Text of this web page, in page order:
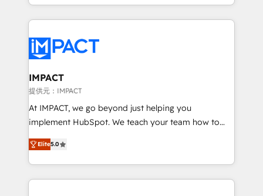
growth | www.brightdigital.com
HubSpot portals 2️⃣ Scale Up | 100% HubSpot Task
Execution... Global 24/7 ... All Experts 3️⃣ Integrate |
Slash months from your API Integration project... ⬅️
Click "Contact Business" ⬅️ to access 150+ Kickstart
Integration templates that put HubSpot in the center
of your tech stack, syncing... 🛍️ Shopify or
WooCommerce 💲 Stripe or Paypal 💰 Sage or
Netsuite 🤖 Google or Microsoft ✍️ DocuSign or
the rare Advanced "Custom Integrations"
Accreditation, securely sync data across... 🔄 any
IMPACT
提供元：IMPACT
At IMPACT, we go beyond just helping you
implement HubSpot. We teach your team how to
master it. As the creators of the Endless Customers
System™ (the next evolution of They Ask, You
Answer), we’re the only HubSpot partner built
entirely around coaching and training. That means
Elite5.0